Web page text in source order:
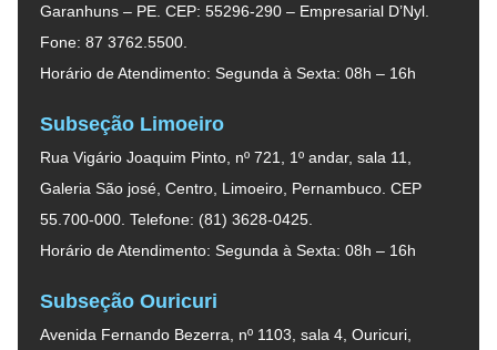
Garanhuns – PE. CEP: 55296-290 – Empresarial D’Nyl.
Fone: 87 3762.5500.
Horário de Atendimento: Segunda à Sexta: 08h – 16h
Subseção Limoeiro
Rua Vigário Joaquim Pinto, nº 721, 1º andar, sala 11,
Galeria São josé, Centro, Limoeiro, Pernambuco. CEP
55.700-000. Telefone: (81) 3628-0425.
Horário de Atendimento: Segunda à Sexta: 08h – 16h
Subseção Ouricuri
Avenida Fernando Bezerra, nº 1103, sala 4, Ouricuri,